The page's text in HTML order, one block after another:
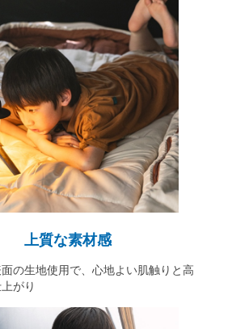
上質な素材感
の生地使用で、心地よい肌触りと高
がり